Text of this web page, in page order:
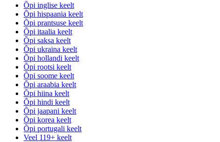
Õpi inglise keelt
Õpi hispaania keelt
Õpi prantsuse keelt
Õpi itaalia keelt
Õpi saksa keelt
Õpi ukraina keelt
Õpi hollandi keelt
Õpi rootsi keelt
Õpi soome keelt
Õpi araabia keelt
Õpi hiina keelt
Õpi hindi keelt
Õpi jaapani keelt
Õpi korea keelt
Õpi portugali keelt
Veel 119+ keelt